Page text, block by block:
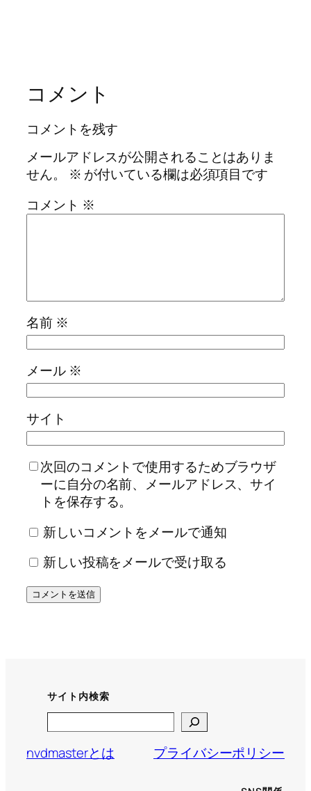
コメント
コメントを残す
メールアドレスが公開されることはありま
せん。
※ が付いている欄は必須項目です
コメント ※
名前 ※
メール ※
サイト
次回のコメントで使用するためブラウザ
ーに自分の名前、メールアドレス、サイ
トを保存する。
新しいコメントをメールで通知
新しい投稿をメールで受け取る
サイト内検索
nvdmasterとは
プライバシーポリシー